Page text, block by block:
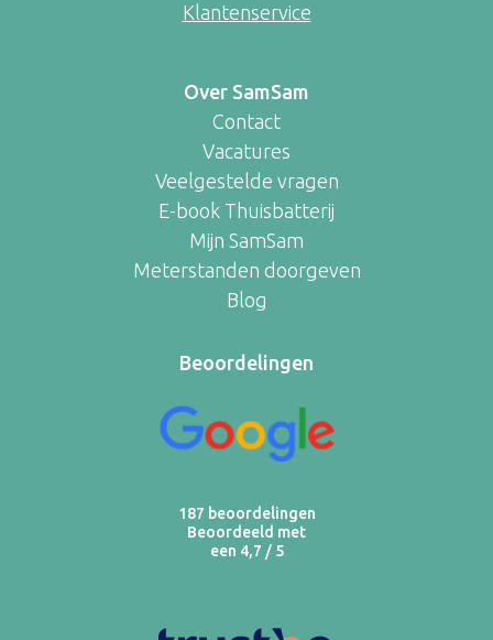
Klantenservice
Over SamSam
Contact
Vacatures
Veelgestelde vragen
E-book Thuisbatterij
Mijn SamSam
Meterstanden doorgeven
Blog
Beoordelingen
187 beoordelingen
Beoordeeld met
een 4,7 / 5